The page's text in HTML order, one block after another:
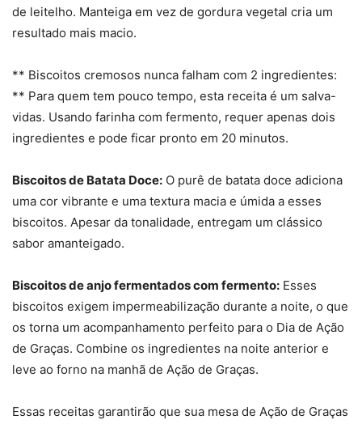
de leitelho. Manteiga em vez de gordura vegetal cria um
resultado mais macio.
** Biscoitos cremosos nunca falham com 2 ingredientes:
** Para quem tem pouco tempo, esta receita é um salva-
vidas. Usando farinha com fermento, requer apenas dois
ingredientes e pode ficar pronto em 20 minutos.
Biscoitos de Batata Doce: O purê de batata doce adiciona
uma cor vibrante e uma textura macia e úmida a esses
biscoitos. Apesar da tonalidade, entregam um clássico
sabor amanteigado.
Biscoitos de anjo fermentados com fermento: Esses
biscoitos exigem impermeabilização durante a noite, o que
os torna um acompanhamento perfeito para o Dia de Ação
de Graças. Combine os ingredientes na noite anterior e
leve ao forno na manhã de Ação de Graças.
Essas receitas garantirão que sua mesa de Ação de Graças